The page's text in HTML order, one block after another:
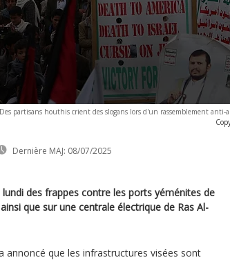
Des partisans houthis crient des slogans lors d'un rassemblement
Dernière MAJ: 08/07/2025
des frappes contre les ports yéménites de
que sur une centrale électrique de Ras Al-
annoncé que les infrastructures visées sont